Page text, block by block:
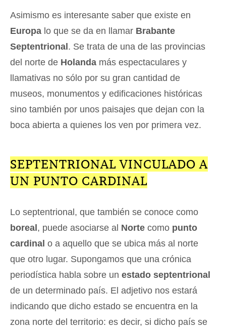
Asimismo es interesante saber que existe en
Europa lo que se da en llamar Brabante
Septentrional . Se trata de una de las provincias
del norte de Holanda más espectaculares y
llamativas no sólo por su gran cantidad de
museos, monumentos y edificaciones históricas
sino también por unos paisajes que dejan con la
boca abierta a quienes los ven por primera vez.
SEPTENTRIONAL VINCULADO A
UN PUNTO CARDINAL
Lo septentrional, que también se conoce como
boreal , puede asociarse al Norte como punto
cardinal o a aquello que se ubica más al norte
que otro lugar. Supongamos que una crónica
periodística habla sobre un estado septentrional
de un determinado país. El adjetivo nos estará
indicando que dicho estado se encuentra en la
zona norte del territorio: es decir, si dicho país se